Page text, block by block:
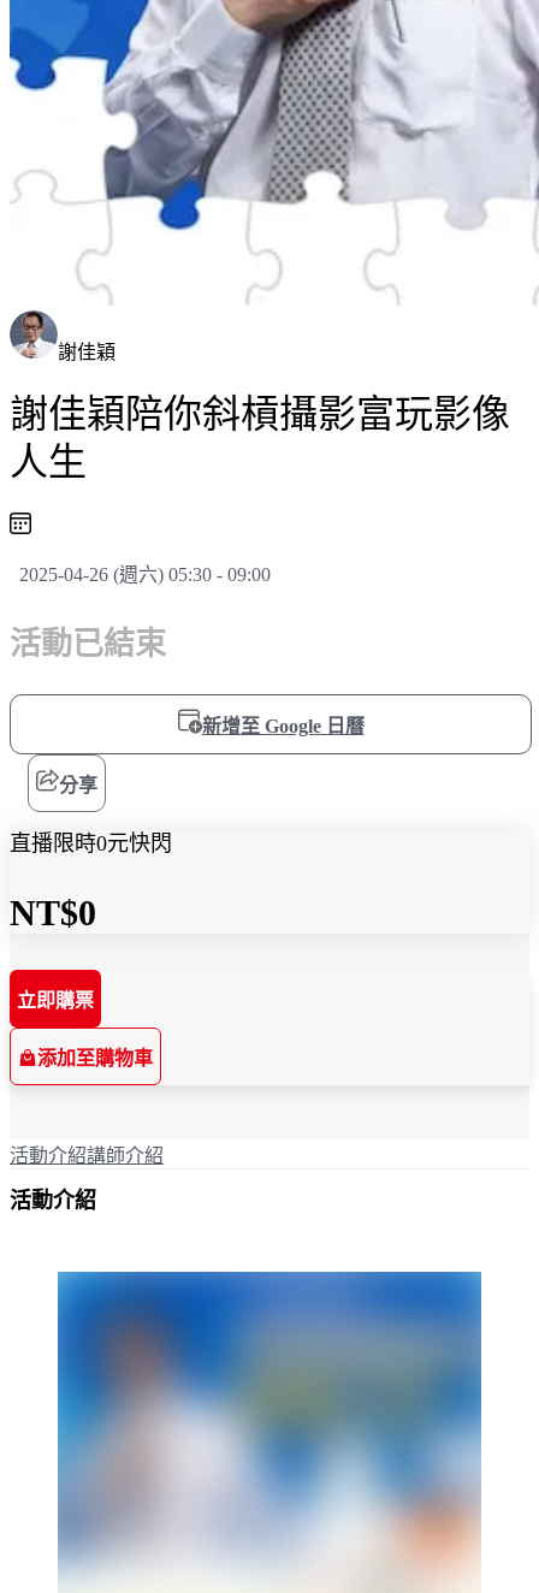
謝佳穎
謝佳穎陪你斜槓攝影富玩影像
人生
2025-04-26 (週六) 05:30 - 09:00
活動已結束
新增至 Google 日曆
分享
直播限時0元快閃
NT$0
立即購票
添加至購物車
活動介紹講師介紹
活動介紹